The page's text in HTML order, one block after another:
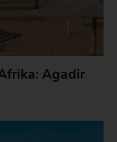
Agadir